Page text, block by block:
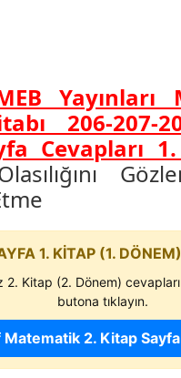
206-207-
Cevapları 1.
1. KİTAP (1.
2. Kitap (2. Dönem)
butona tıklayın.
Matematik 2. Kitap